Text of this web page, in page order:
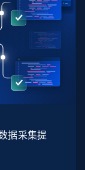
据采集提